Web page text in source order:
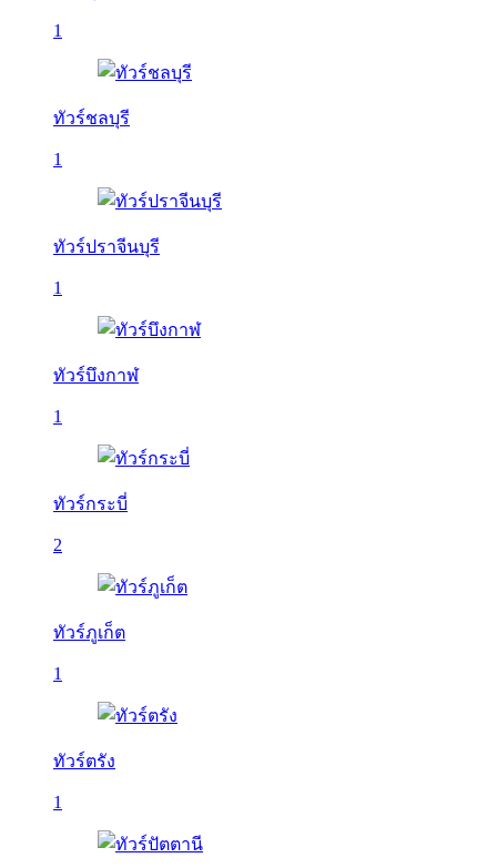
1
ทัวร์ชลบุรี
1
ทัวร์ปราจีนบุรี
1
ทัวร์บึงกาฬ
1
ทัวร์กระบี่
2
ทัวร์ภูเก็ต
1
ทัวร์ตรัง
1